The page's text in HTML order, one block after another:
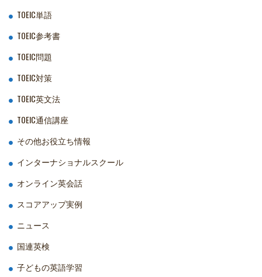
TOEIC単語
TOEIC参考書
TOEIC問題
TOEIC対策
TOEIC英文法
TOEIC通信講座
その他お役立ち情報
インターナショナルスクール
オンライン英会話
スコアアップ実例
ニュース
国連英検
子どもの英語学習